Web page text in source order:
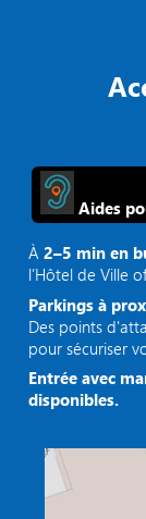
Aides
À2–5 min en
l’Hôtel de Ville
Parkings à
Des points
pour sécuriser
Entrée avec
disponibles.